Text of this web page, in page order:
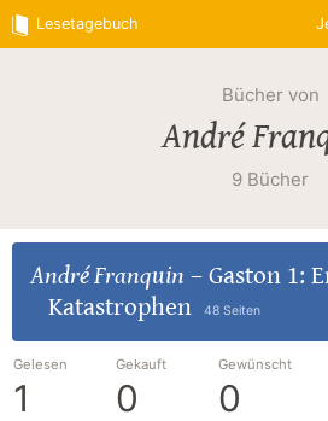
Lesetagebuch
Bücher von
André
9 Bücher
André Franquin – Gaston 1:
Katastrophen
48 Seiten
Gelesen
1
Gekauft
0
Gewünscht
0